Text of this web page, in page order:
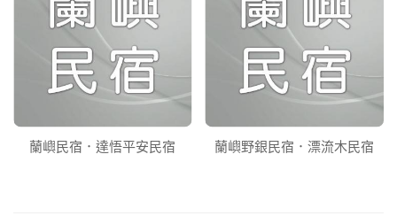
蘭嶼民宿．達悟平安民宿 蘭嶼野銀民宿．漂流木民宿